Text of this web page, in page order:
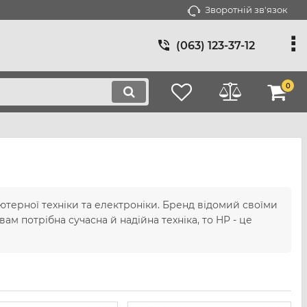
Зворотній зв'язок
(063) 123-37-12
0
техніки та електроніки. Бренд відомий своїми
потрібна сучасна й надійна техніка, то HP - це